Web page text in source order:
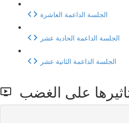
الجلسة الداعمة العاشرة
الجلسة الداعمة الحادية عشر
الجلسة الداعمة الثانية عشر
على الغضب